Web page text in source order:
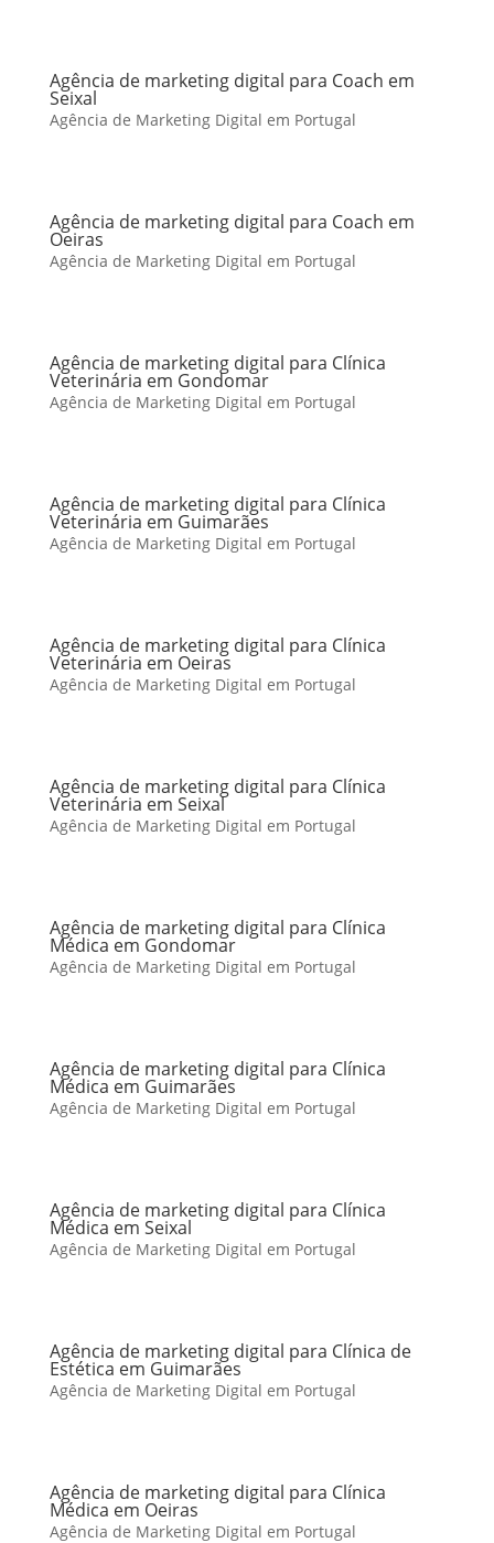
Agência de marketing digital para Coach em
Seixal
Agência de Marketing Digital em Portugal
Agência de marketing digital para Coach em
Oeiras
Agência de Marketing Digital em Portugal
Agência de marketing digital para Clínica
Veterinária em Gondomar
Agência de Marketing Digital em Portugal
Agência de marketing digital para Clínica
Veterinária em Guimarães
Agência de Marketing Digital em Portugal
Agência de marketing digital para Clínica
Veterinária em Oeiras
Agência de Marketing Digital em Portugal
Agência de marketing digital para Clínica
Veterinária em Seixal
Agência de Marketing Digital em Portugal
Agência de marketing digital para Clínica
Médica em Gondomar
Agência de Marketing Digital em Portugal
Agência de marketing digital para Clínica
Médica em Guimarães
Agência de Marketing Digital em Portugal
Agência de marketing digital para Clínica
Médica em Seixal
Agência de Marketing Digital em Portugal
Agência de marketing digital para Clínica de
Estética em Guimarães
Agência de Marketing Digital em Portugal
Agência de marketing digital para Clínica
Médica em Oeiras
Agência de Marketing Digital em Portugal